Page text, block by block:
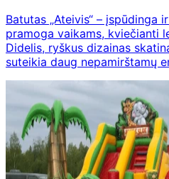
Batutas „Ateivis“ – įspūdinga
pramoga vaikams, kviečianti
Didelis, ryškus dizainas
suteikia daug nepamirštamų